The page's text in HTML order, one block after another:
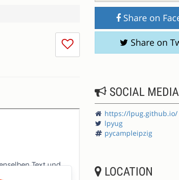
I
don't
session
Share on
Share on
SOCIAL MEDIA
https://lpug.github.io/
lpyug
pycampleipzig
LOCATION